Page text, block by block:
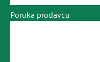
Poruka prodavcu